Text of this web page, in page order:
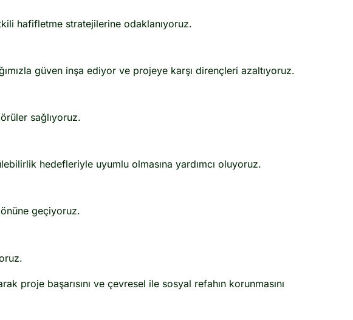
hafifletme stratejilerine odaklanıyoruz.
güven inşa ediyor ve projeye karşı dirençleri azaltıyoruz.
sağlıyoruz.
hedefleriyle uyumlu olmasına yardımcı oluyoruz.
geçiyoruz.
proje başarısını ve çevresel ile sosyal refahın korunmasını